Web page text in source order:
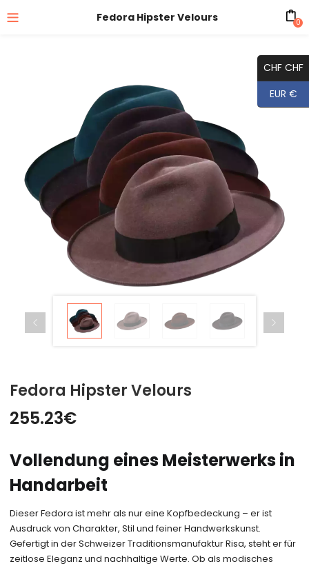
Fedora Hipster Velours 0
Fedora Hipster Velours
255.23€
Vollendung eines Meisterwerks in
Handarbeit
Dieser Fedora ist mehr als nur eine Kopfbedeckung – er ist
Ausdruck von Charakter, Stil und feiner Handwerkskunst.
Gefertigt in der Schweizer Traditionsmanufaktur Risa, steht er für
zeitlose Eleganz und nachhaltige Werte. Ob als modisches
CHF CHF
EUR €